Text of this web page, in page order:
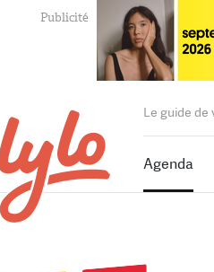
Le guide de
Agenda